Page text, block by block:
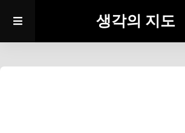
생각의 지도